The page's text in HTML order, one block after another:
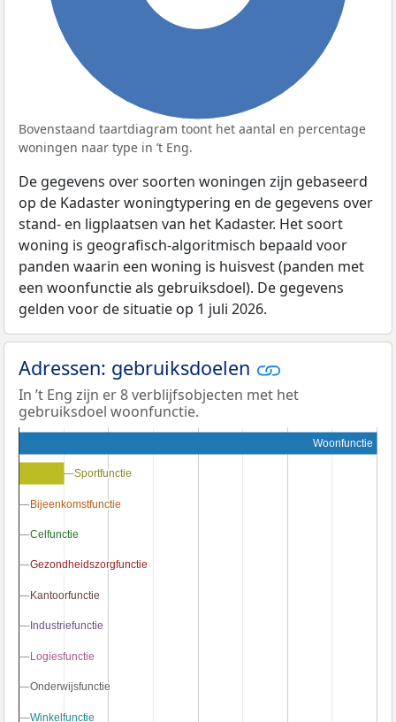
Bovenstaand taartdiagram toont het aantal en percentage
woningen naar type in ’t Eng.
De gegevens over soorten woningen zijn gebaseerd
op de Kadaster woningtypering en de gegevens over
stand- en ligplaatsen van het Kadaster. Het soort
woning is geografisch-algoritmisch bepaald voor
panden waarin een woning is huisvest (panden met
een woonfunctie als gebruiksdoel). De gegevens
gelden voor de situatie op 1 juli 2026.
Adressen: gebruiksdoelen
In ’t Eng zijn er 8 verblijfsobjecten met het
gebruiksdoel woonfunctie.
Woonfunctie
Sportfunctie
Sportfunctie
Bijeenkomstfunctie
Bijeenkomstfunctie
Celfunctie
Celfunctie
Gezondheidszorgfunctie
Gezondheidszorgfunctie
Kantoorfunctie
Kantoorfunctie
Industriefunctie
Industriefunctie
Logiesfunctie
Logiesfunctie
Onderwijsfunctie
Onderwijsfunctie
Winkelfunctie
Winkelfunctie